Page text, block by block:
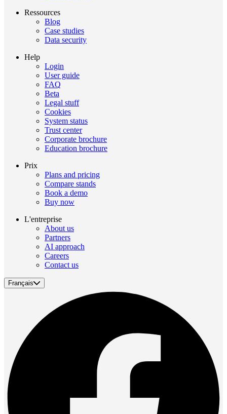
Ressources
Blog
Case studies
Data security
Help
Login
User guide
FAQ
Beta
Legal stuff
Cookies
System status
Trust center
Corporate brochure
Education brochure
Prix
Plans and pricing
Compare stands
Book a demo
Buy now
L'entreprise
About us
Partners
AI approach
Careers
Contact us
Français